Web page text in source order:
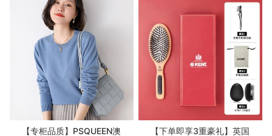
【专柜品质】PSQUEEN澳
【下单即享3重豪礼】英国